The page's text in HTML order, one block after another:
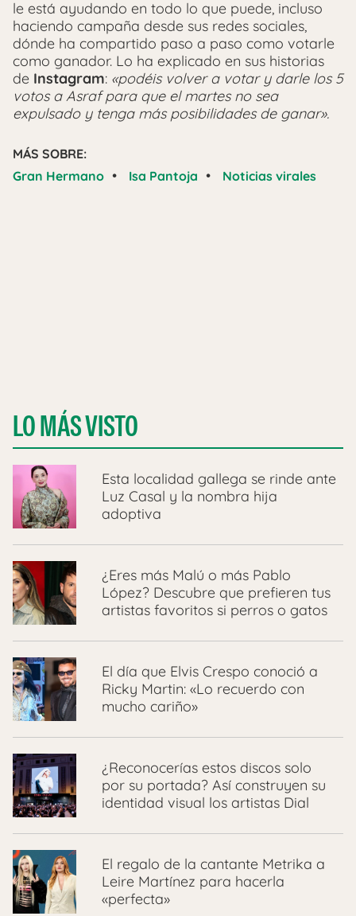
le está ayudando en todo lo que puede, incluso
haciendo campaña desde sus redes sociales,
dónde ha compartido paso a paso como votarle
como ganador. Lo ha explicado en sus historias
de Instagram: «podéis volver a votar y darle los 5
votos a Asraf para que el martes no sea
expulsado y tenga más posibilidades de ganar».
MÁS SOBRE:
Gran Hermano • Isa Pantoja • Noticias virales
LO MÁS VISTO
Esta localidad gallega se rinde ante
Luz Casal y la nombra hija
adoptiva
¿Eres más Malú o más Pablo
López? Descubre que prefieren tus
artistas favoritos si perros o gatos
El día que Elvis Crespo conoció a
Ricky Martin: «Lo recuerdo con
mucho cariño»
¿Reconocerías estos discos solo
por su portada? Así construyen su
identidad visual los artistas Dial
El regalo de la cantante Metrika a
Leire Martínez para hacerla
«perfecta»